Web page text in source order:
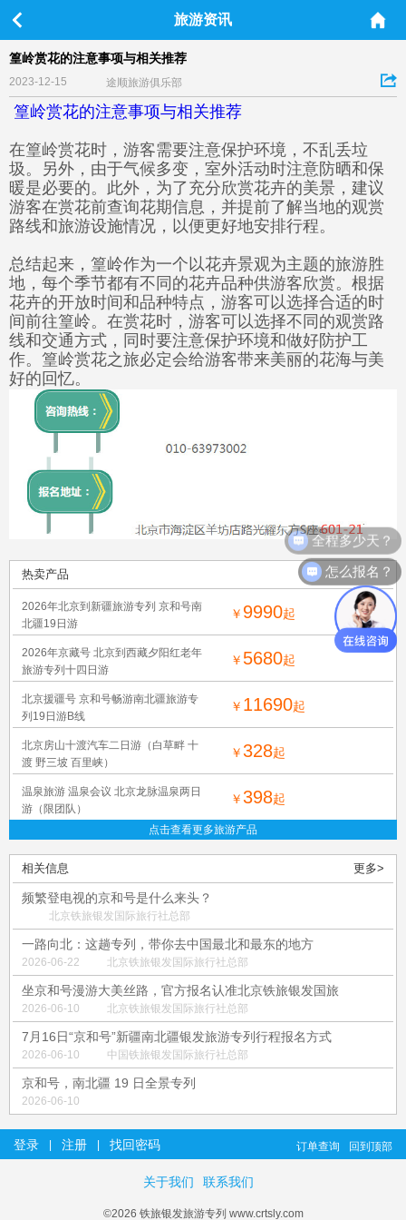
旅游资讯
篁岭赏花的注意事项与相关推荐
2023-12-15 途顺旅游俱乐部
篁岭赏花的注意事项与相关推荐
在篁岭赏花时，游客需要注意保护环境，不乱丢垃
圾。另外，由于气候多变，室外活动时注意防晒和保
暖是必要的。此外，为了充分欣赏花卉的美景，建议
游客在赏花前查询花期信息，并提前了解当地的观赏
路线和旅游设施情况，以便更好地安排行程。
总结起来，篁岭作为一个以花卉景观为主题的旅游胜
地，每个季节都有不同的花卉品种供游客欣赏。根据
花卉的开放时间和品种特点，游客可以选择合适的时
间前往篁岭。在赏花时，游客可以选择不同的观赏路
线和交通方式，同时要注意保护环境和做好防护工
作。篁岭赏花之旅必定会给游客带来美丽的花海与美
好的回忆。
热卖产品
2026年北京到新疆旅游专列 京和号南
北疆19日游
￥ 9990起
2026年京藏号 北京到西藏夕阳红老年
旅游专列十四日游
￥ 5680起
北京援疆号 京和号畅游南北疆旅游专
列19日游B线
￥ 11690起
北京房山十渡汽车二日游（白草畔 十
渡 野三坡 百里峡）
￥328起
温泉旅游 温泉会议 北京龙脉温泉两日
游（限团队）
￥398起
点击查看更多旅游产品
相关信息 更多>
频繁登电视的京和号是什么来头？
北京铁旅银发国际旅行社总部
一路向北：这趟专列，带你去中国最北和最东的地方
2026-06-22 北京铁旅银发国际旅行社总部
坐京和号漫游大美丝路，官方报名认准北京铁旅银发国旅
2026-06-10 北京铁旅银发国际旅行社总部
7月16日“京和号”新疆南北疆银发旅游专列行程报名方式
2026-06-10 中国铁旅银发国际旅行社总部
京和号，南北疆 19 日全景专列
2026-06-10
登录 注册 找回密码 回到顶部
订单查询
关于我们 联系我们
©2026 铁旅银发旅游专列 www.crtsly.com
全程多少天？
怎么报名？